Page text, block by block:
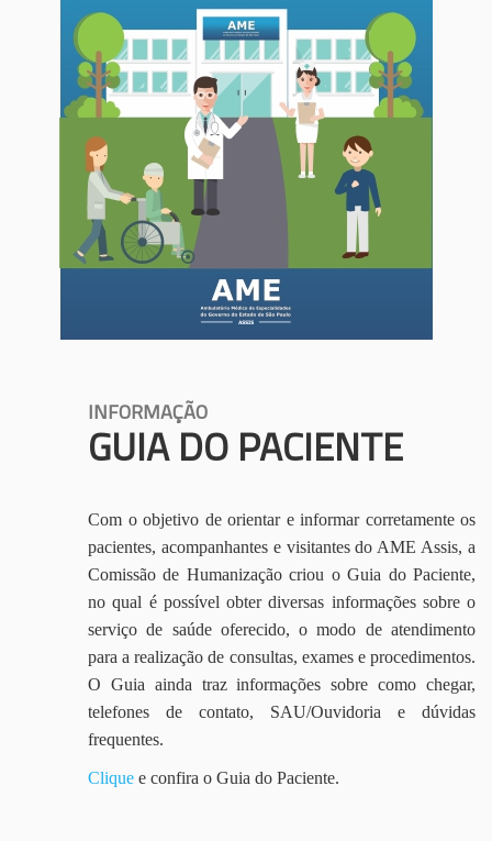
INFORMAÇÃO
GUIA DO PACIENTE
Com o objetivo de orientar e informar corretamente os
pacientes, acompanhantes e visitantes do AME Assis, a
Comissão de Humanização criou o Guia do Paciente,
no qual é possível obter diversas informações sobre o
serviço de saúde oferecido, o modo de atendimento
para a realização de consultas, exames e procedimentos.
O Guia ainda traz informações sobre como chegar,
telefones de contato, SAU/Ouvidoria e dúvidas
frequentes.
Clique e confira o Guia do Paciente.